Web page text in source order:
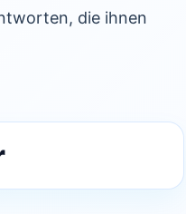
die ihnen